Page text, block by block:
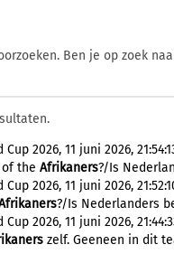
Ben je op zoek
2026, 11 juni 2026,
of the Afrikaners?/Is
2026, 11 juni 2026,
?/Is Nederlanders
2026, 11 juni 2026,
zelf. Geeneen in dit